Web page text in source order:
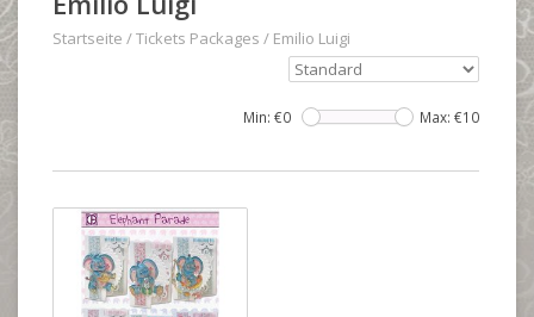
Startseite /Tickets Packages / Emilio Luigi
Min: €0 Max: €10